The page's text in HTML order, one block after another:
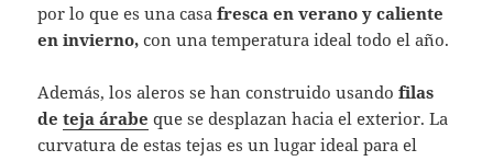
por lo que es una casafresca en verano y caliente
en invierno,con una temperatura ideal todo el año.
Además, los aleros se han construido usandofilas
deteja árabe que se desplazan hacia el exterior. La
curvatura de estas tejas es un lugar ideal para el